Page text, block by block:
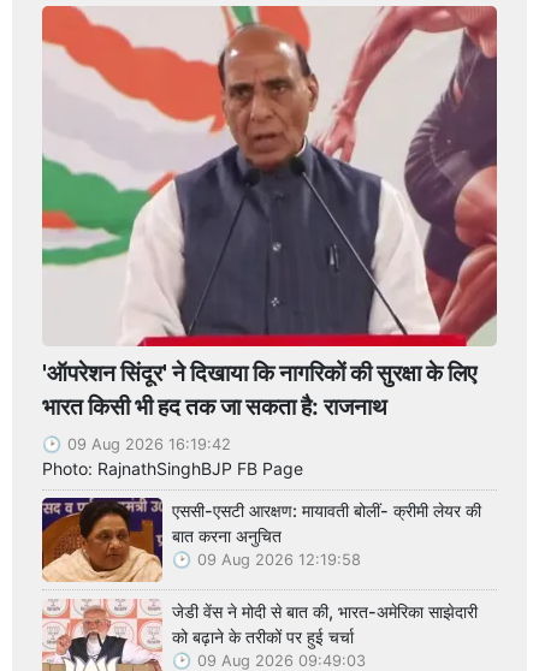
'ऑपरेशन सिंदूर' ने दिखाया कि नागरिकों की सुरक्षा के लिए
भारत किसी भी हद तक जा सकता है: राजनाथ
09 Aug 2026 16:19:42
Photo: RajnathSinghBJP FB Page
एससी-एसटी आरक्षण: मायावती बोलीं- क्रीमी लेयर की
बात करना अनुचित
09 Aug 2026 12:19:58
जेडी वेंस ने मोदी से बात की, भारत-अमेरिका साझेदारी
को बढ़ाने के तरीकों पर हुई चर्चा
09 Aug 2026 09:49:03